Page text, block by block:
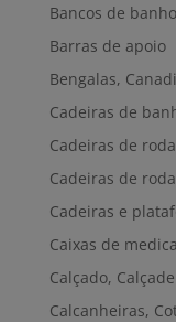
Bancos de
Barras de apoio
Bengalas,
Cadeiras de
Cadeiras de
Cadeiras de
Cadeiras e
Caixas de
Calçado,
Calcanheiras,